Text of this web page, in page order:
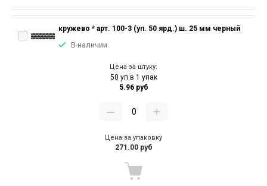
кружево * арт. 100-3 (уп. 50 ярд.) ш. 25 мм черный
В наличии
Цена за штуку:
50 уп в 1 упак
5.96 руб
Цена за упаковку
271.00 руб